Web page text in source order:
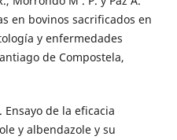
en bovinos sacrificados en
y enfermedades
de Compostela,
Ensayo de la eficacia
y albendazole y su